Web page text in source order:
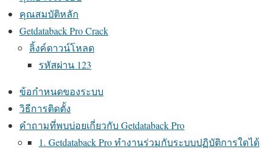
คุณสมบัติหลัก
Getdataback Pro Crack
ลิ้งค์ดาวน์โหลด
รหัสผ่าน 123
ข้อกำหนดของระบบ
วิธีการติดตั้ง
คำถามที่พบบ่อยเกี่ยวกับ Getdataback Pro
1. Getdataback Pro ทำงานร่วมกับระบบปฏิบัติการใดได้